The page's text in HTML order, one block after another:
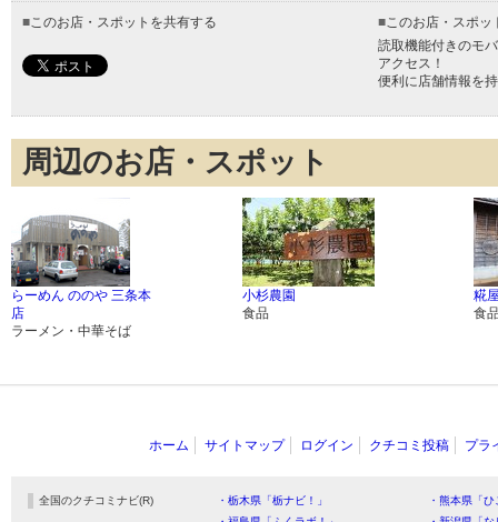
■このお店・スポットを共有する ■このお店・スポッ
読取機能付きのモ
アクセス！
便利に店舗情報を
周辺のお店・スポット
らーめん ののや 三条本
店
ラーメン・中華そば
小杉農園
食品
糀
食
ホーム サイトマップ ログイン クチコミ投稿 プラ
全国のクチコミナビ(R) ・栃木県「栃ナビ！」
・熊本県「